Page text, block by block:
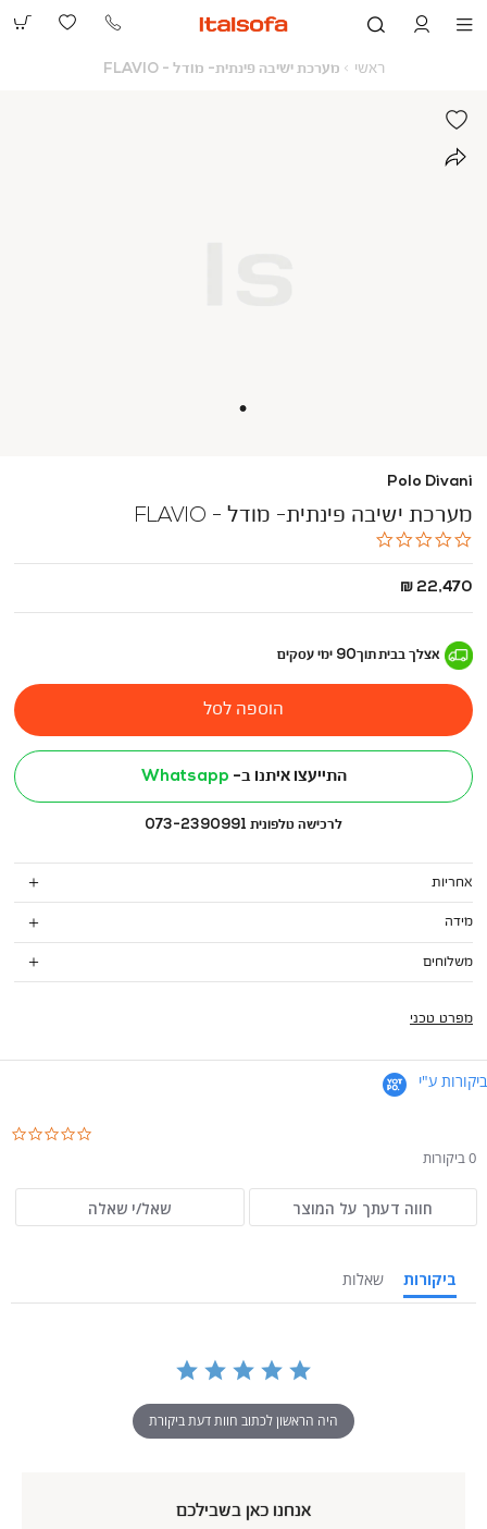
073-
ראשי ראשי
מערכת ישיבה פינתית- מודל - FLAVIO
Polo Divani
מערכת ישיבה פינתית- מודל - FLAVIO
החל
22,470 ₪
אצלך בביתתוך90 ימי עסקים
הוספה לסל
התייעצו איתנו ב- Whatsapp
לרכישה טלפונית 073-2390991
אחריות
מידה
משלוחים
מפרט טכני
ביקורות ע"י
0 ביקורות
חווה דעתך על המוצר שאל/י שאלה
ביקורות שאלות
היה הראשון לכתוב חוות דעת ביקורת
אנחנו כאן בשבילכם